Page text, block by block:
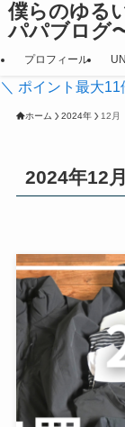
僕らのゆる
パパブログ
プロフィール
＼ ポイント最大11
ホーム 2024年 12月
2024年12月